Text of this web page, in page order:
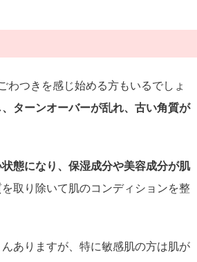
わつきを感じ始める方もいるでしょ
ターンオーバーが乱れ、古い角質が
態になり、保湿成分や美容成分が肌
取り除いて肌のコンディションを整
ありますが、特に敏感肌の方は肌が